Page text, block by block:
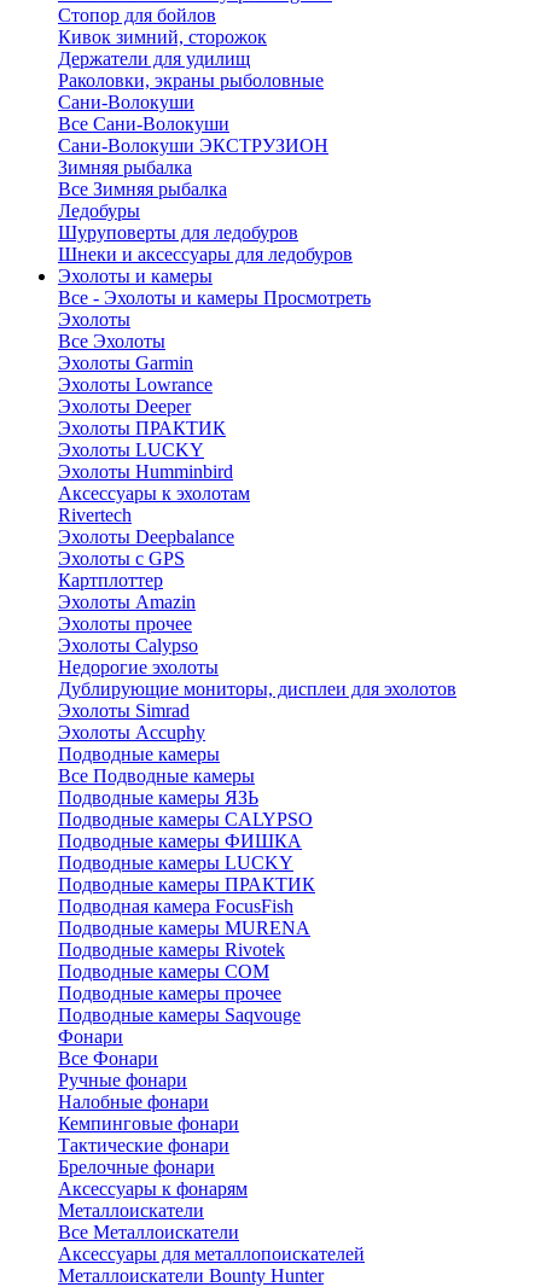
Стопор для бойлов
Кивок зимний, сторожок
Держатели для удилищ
Раколовки, экраны рыболовные
Сани-Волокуши
Все Сани-Волокуши
Сани-Волокуши ЭКСТРУЗИОН
Зимняя рыбалка
Все Зимняя рыбалка
Ледобуры
Шуруповерты для ледобуров
Шнеки и аксессуары для ледобуров
Эхолоты и камеры
Все - Эхолоты и камеры Просмотреть
Эхолоты
Все Эхолоты
Эхолоты Garmin
Эхолоты Lowrance
Эхолоты Deeper
Эхолоты ПРАКТИК
Эхолоты LUCKY
Эхолоты Humminbird
Аксессуары к эхолотам
Rivertech
Эхолоты Deepbalance
Эхолоты с GPS
Картплоттер
Эхолоты Amazin
Эхолоты прочее
Эхолоты Calypso
Недорогие эхолоты
Дублирующие мониторы, дисплеи для эхолотов
Эхолоты Simrad
Эхолоты Accuphy
Подводные камеры
Все Подводные камеры
Подводные камеры ЯЗЬ
Подводные камеры CALYPSO
Подводные камеры ФИШКА
Подводные камеры LUCKY
Подводные камеры ПРАКТИК
Подводная камера FocusFish
Подводные камеры MURENA
Подводные камеры Rivotek
Подводные камеры СОМ
Подводные камеры прочее
Подводные камеры Saqvouge
Фонари
Все Фонари
Ручные фонари
Налобные фонари
Кемпинговые фонари
Тактические фонари
Брелочные фонари
Аксессуары к фонарям
Металлоискатели
Все Металлоискатели
Аксессуары для металлопоискателей
Металлоискатели Bounty Hunter